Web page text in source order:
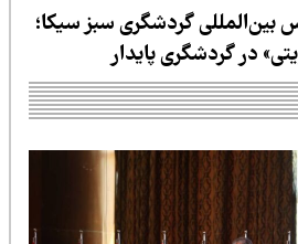
گردشگری سبز سیکا؛
گردشگری پایدار